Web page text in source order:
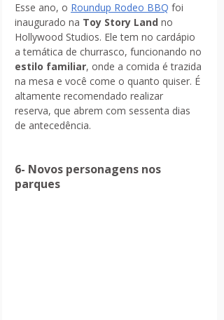
Esse ano, o Roundup Rodeo BBQ foi
inaugurado na Toy Story Land no
Hollywood Studios. Ele tem no cardápio
a temática de churrasco, funcionando no
estilo familiar, onde a comida é trazida
na mesa e você come o quanto quiser. É
altamente recomendado realizar
reserva, que abrem com sessenta dias
de antecedência.
6- Novos personagens nos
parques